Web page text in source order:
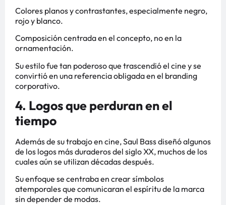
Colores planos y contrastantes, especialmente negro,
rojo y blanco.
Composición centrada en el concepto, no en la
ornamentación.
Su estilo fue tan poderoso que trascendió el cine y se
convirtió en una referencia obligada en el branding
corporativo.
4. Logos que perduran en el
tiempo
Además de su trabajo en cine, Saul Bass diseñó algunos
de los logos más duraderos del siglo XX, muchos de los
cuales aún se utilizan décadas después.
Su enfoque se centraba en crear símbolos
atemporales que comunicaran el espíritu de la marca
sin depender de modas.